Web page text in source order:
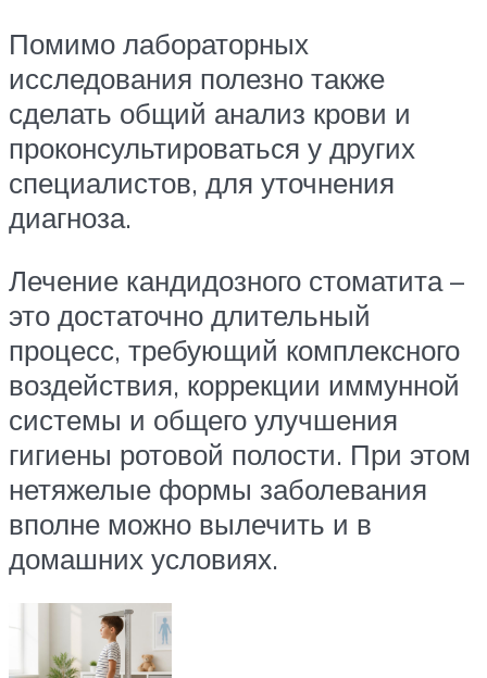
Помимо лабораторных
исследования полезно также
сделать общий анализ крови и
проконсультироваться у других
специалистов, для уточнения
диагноза.
Лечение кандидозного стоматита –
это достаточно длительный
процесс, требующий комплексного
воздействия, коррекции иммунной
системы и общего улучшения
гигиены ротовой полости. При этом
нетяжелые формы заболевания
вполне можно вылечить и в
домашних условиях.